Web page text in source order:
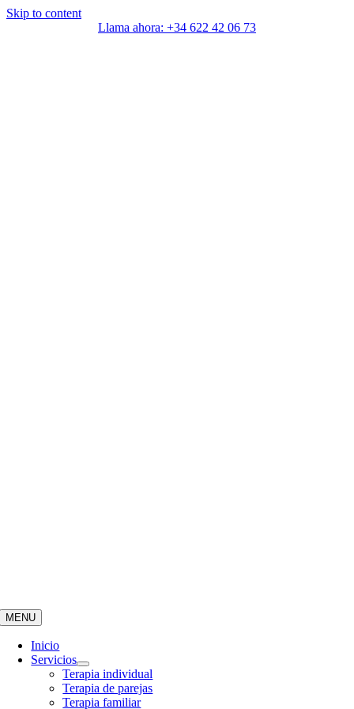
Skip to content
Llama ahora: +34 622 42 06 73
MENU
Inicio
Servicios
Terapia individual
Terapia de parejas
Terapia familiar